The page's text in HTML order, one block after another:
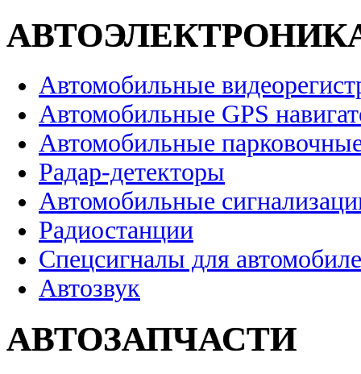
Автомобильные
Автомобильные GPS
Автомобильные
Радар-детекторы
Автомобильные
Радиостанции
Спецсигналы для
Автозвук
АВТОЗАПЧАСТИ